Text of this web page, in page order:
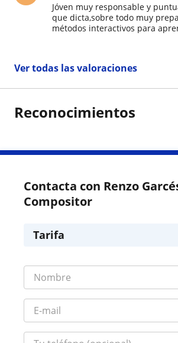
Jóven muy responsable y
que dicta,sobre todo muy
métodos interactivos para
Ver todas las valoraciones
Reconocimientos
Contacta con Renzo
Compositor
Tarifa